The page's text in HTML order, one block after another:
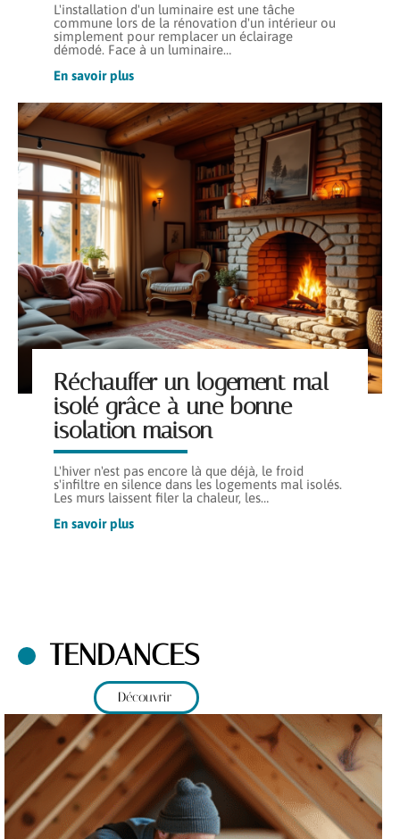
L'installation d'un luminaire est une tâche
commune lors de la rénovation d'un intérieur ou
simplement pour remplacer un éclairage
démodé. Face à un luminaire…
En savoir plus
Réchauffer un logement mal
isolé grâce à une bonne
isolation maison
L'hiver n'est pas encore là que déjà, le froid
s'infiltre en silence dans les logements mal isolés.
Les murs laissent filer la chaleur, les…
En savoir plus
TENDANCES
Découvrir